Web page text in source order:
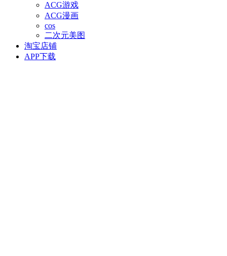
ACG游戏
ACG漫画
cos
二次元美图
淘宝店铺
APP下载